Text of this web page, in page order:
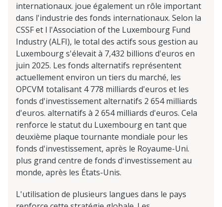
internationaux. joue également un rôle important
dans l'industrie des fonds internationaux. Selon la
CSSF et l l'Association of the Luxembourg Fund
Industry (ALFI), le total des actifs sous gestion au
Luxembourg s'élevait à 7,432 billions d'euros en
juin 2025. Les fonds alternatifs représentent
actuellement environ un tiers du marché, les
OPCVM totalisant 4 778 milliards d'euros et les
fonds d'investissement alternatifs 2 654 milliards
d'euros. alternatifs à 2 654 milliards d'euros. Cela
renforce le statut du Luxembourg en tant que
deuxième plaque tournante mondiale pour les
fonds d'investissement, après le Royaume-Uni.
plus grand centre de fonds d'investissement au
monde, après les États-Unis.
L'utilisation de plusieurs langues dans le pays